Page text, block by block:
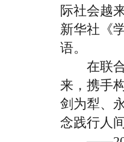
际社会越
新华社《
语。
在联合
来，携手
剑为犁、
念践行人